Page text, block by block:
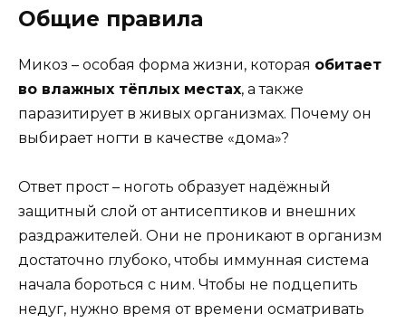
Общие правила
Микоз – особая форма жизни, которая обитает
во влажных тёплых местах, а также
паразитирует в живых организмах. Почему он
выбирает ногти в качестве «дома»?
Ответ прост – ноготь образует надёжный
защитный слой от антисептиков и внешних
раздражителей. Они не проникают в организм
достаточно глубоко, чтобы иммунная система
начала бороться с ним. Чтобы не подцепить
недуг, нужно время от времени осматривать